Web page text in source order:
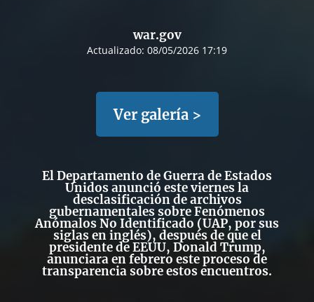
war.gov
Actualizado: 08/05/2026 17:19
Ver galería >
El Departamento de Guerra de Estados
Unidos anunció este viernes la
desclasificación de archivos
gubernamentales sobre Fenómenos
Anómalos No Identificado (UAP, por sus
siglas en inglés), después de que el
presidente de EEUU, Donald Trump,
anunciara en febrero este proceso de
transparencia sobre estos encuentros.